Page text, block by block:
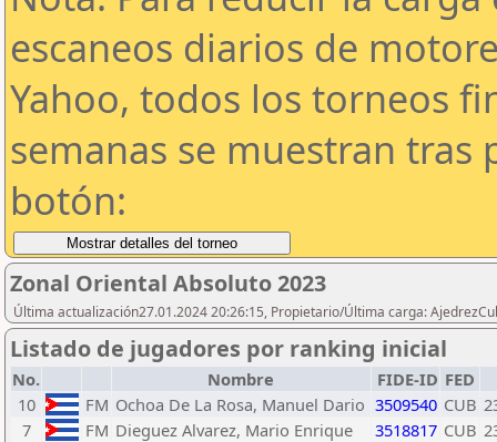
escaneos diarios de
Yahoo, todos los torneos
semanas se muestran tras
botón:
Zonal Oriental Absoluto 2023
Última actualización27.01.2024 20:26:15, Propietario/Última carga:
Listado de jugadores por ranking inicial
No. Nombre FIDE-ID FED
10
FM Ochoa De La Rosa, Manuel Dario 3509540 CUB
7
FM Dieguez Alvarez, Mario Enrique 3518817 CUB